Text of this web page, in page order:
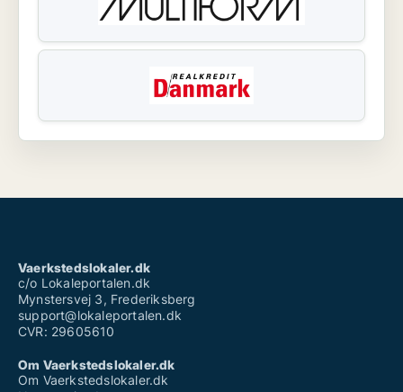
Vaerkstedslokaler.dk
c/o Lokaleportalen.dk
Mynstersvej 3, Frederiksberg
support@lokaleportalen.dk
CVR: 29605610
Om Vaerkstedslokaler.dk
Om Vaerkstedslokaler.dk